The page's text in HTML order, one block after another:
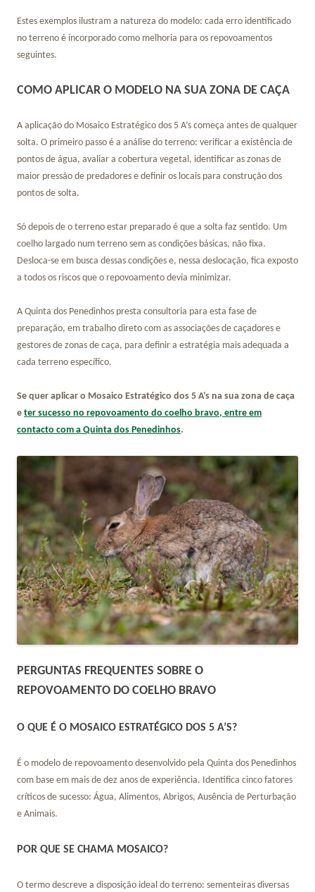
Estes exemplos ilustram a natureza do modelo: cada erro identificado
no terreno é incorporado como melhoria para os repovoamentos
seguintes.
COMO APLICAR O MODELO NA SUA ZONA DE CAÇA
A aplicação do Mosaico Estratégico dos 5 A’s começa antes de qualquer
solta. O primeiro passo é a análise do terreno: verificar a existência de
pontos de água, avaliar a cobertura vegetal, identificar as zonas de
maior pressão de predadores e definir os locais para construção dos
pontos de solta.
Só depois de o terreno estar preparado é que a solta faz sentido. Um
coelho largado num terreno sem as condições básicas, não fixa.
Desloca-se em busca dessas condições e, nessa deslocação, fica exposto
a todos os riscos que o repovoamento devia minimizar.
A Quinta dos Penedinhos presta consultoria para esta fase de
preparação, em trabalho direto com as associações de caçadores e
gestores de zonas de caça, para definir a estratégia mais adequada a
cada terreno específico.
Se quer aplicar o Mosaico Estratégico dos 5 A’s na sua zona de caça
e ter sucesso no repovoamento do coelho bravo, entre em
contacto com a Quinta dos Penedinhos.
PERGUNTAS FREQUENTES SOBRE O
REPOVOAMENTO DO COELHO BRAVO
O QUE É O MOSAICO ESTRATÉGICO DOS 5 A’S?
É o modelo de repovoamento desenvolvido pela Quinta dos Penedinhos
com base em mais de dez anos de experiência. Identifica cinco fatores
críticos de sucesso: Água, Alimentos, Abrigos, Ausência de Perturbação
e Animais.
POR QUE SE CHAMA MOSAICO?
O termo descreve a disposição ideal do terreno: sementeiras diversas